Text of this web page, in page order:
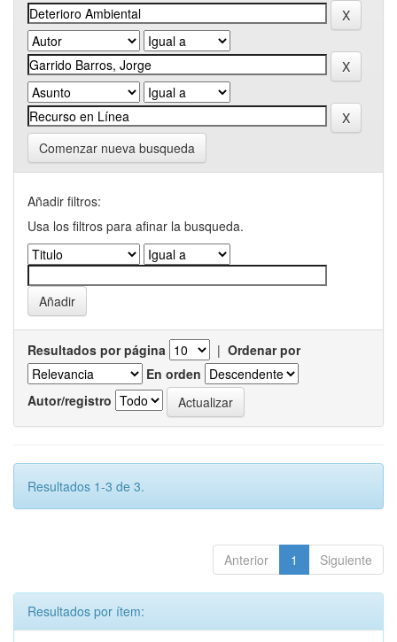
Comenzar nueva busqueda
Añadir filtros:
Usa los filtros para afinar la busqueda.
Resultados por página | Ordenar por
En orden
Autor/registro
Resultados 1-3 de 3.
Anterior 1 Siguiente
Resultados por ítem: